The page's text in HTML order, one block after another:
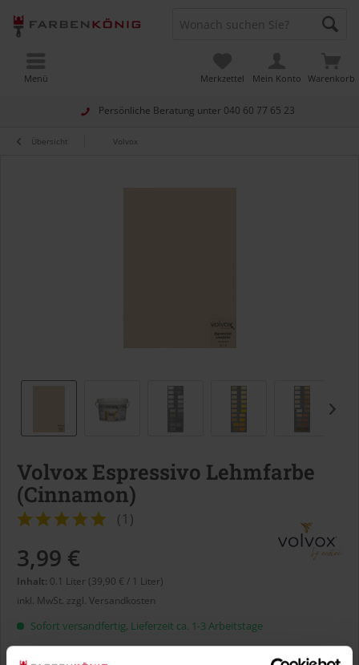
Persönliche Beratung unter 040 60 77 65 23
Warenkorb
Merkzettel Mein Konto
Menü
Übersicht Volvox
Volvox Espressivo Lehmfarbe
(Cinnamon)
(1 )
3,99 €
Inhalt: 0.1 Liter (39,90 € / 1 Liter)
inkl. MwSt. zzgl. Versandkosten
Sofort versandfertig, Lieferzeit ca. 1-3 Arbeitstage
Liter: